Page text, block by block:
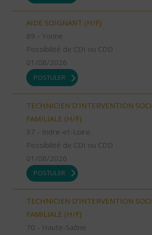
AIDE SOIGNANT (H/F)
89 - Yonne
Possibilité de CDI ou CDD
01/08/2026
POSTULER
TECHNICIEN D’INTERVENTION
FAMILIALE (H/F)
37 - Indre-et-Loire
Possibilité de CDI ou CDD
01/08/2026
POSTULER
TECHNICIEN D’INTERVENTION
FAMILIALE (H/F)
70 - Haute-Saône